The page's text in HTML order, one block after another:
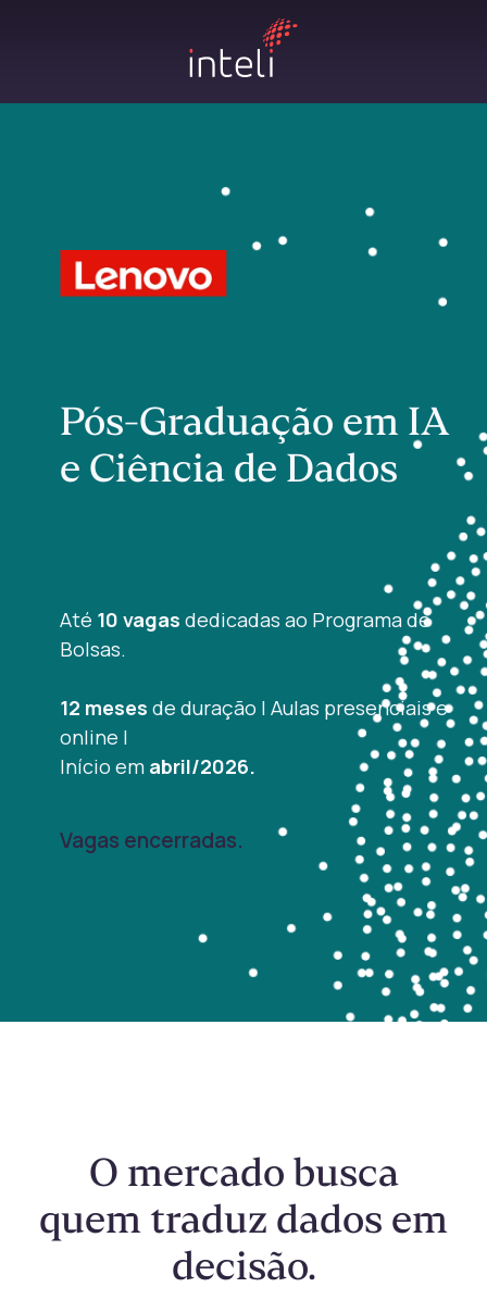
Pós-Graduação em IA
e Ciência de Dados
Até 10 vagas dedicadas ao Programa de
Bolsas.
12 meses de duração | Aulas presenciais e
online |
Início em abril/2026.
Vagas encerradas.
O mercado busca
quem traduz dados em
decisão.